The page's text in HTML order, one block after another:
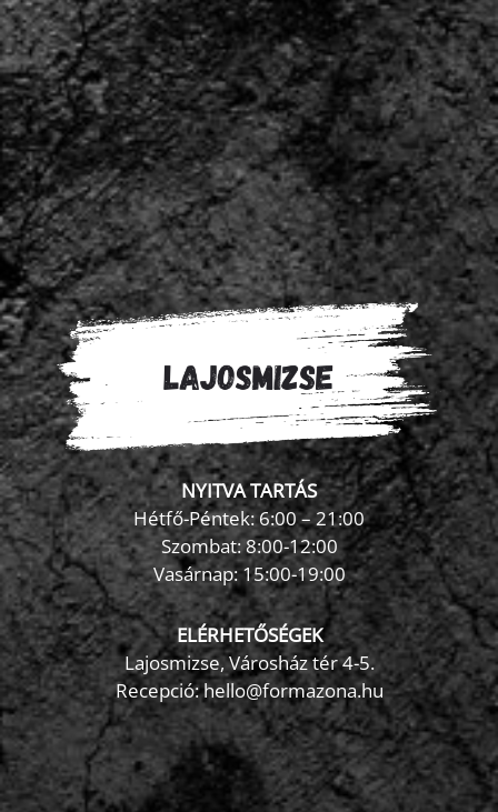
NYITVA TARTÁS
Hétfő-Péntek: 6:00 – 21:00
Szombat: 8:00-12:00
Vasárnap: 15:00-19:00
ELÉRHETŐSÉGEK
Lajosmizse, Városház tér 4-5.
Recepció:hello@formazona.hu
FormaZona chatbot ×